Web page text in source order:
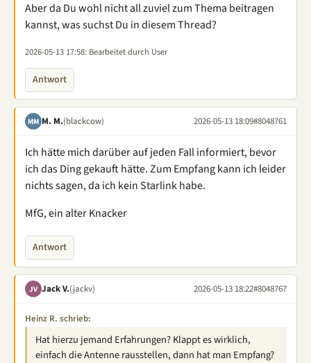
Aber da Du wohl nicht all zuviel zum Thema beitragen
kannst, was suchst Du in diesem Thread?
2026-05-13 17:58: Bearbeitet durch User
Antwort
MM M. M.(blackcow) 2026-05-13 18:09#8048761
Ich hätte mich darüber auf jeden Fall informiert, bevor
ich das Ding gekauft hätte. Zum Empfang kann ich leider
nichts sagen, da ich kein Starlink habe.
MfG, ein alter Knacker
Antwort
JV Jack V.(jackv) 2026-05-13 18:22#8048767
Heinz R. schrieb:
Hat hierzu jemand Erfahrungen? Klappt es wirklich,
einfach die Antenne rausstellen, dann hat man Empfang?